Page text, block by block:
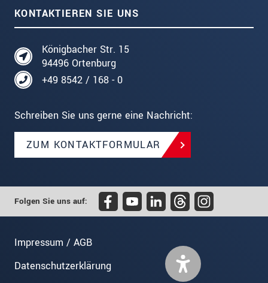
KONTAKTIEREN SIE UNS
Königbacher Str. 15
94496 Ortenburg
+49 8542 / 168 - 0
Schreiben Sie uns gerne eine Nachricht:
ZUM KONTAKTFORMULAR
Folgen Sie uns auf:
Impressum / AGB
Datenschutzerklärung